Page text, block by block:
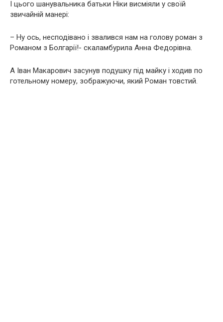
І цього шанувальника батьки Ніки висміяли у своїй
звичайній манері:
– Ну ось, несподівано і звалився нам на голову роман з
Романом з Болгарії!- скаламбурила Анна Федорівна.
А Іван Макарович засунув подушку під майку і ходив по
готельному номеру, зображуючи, який Роман товстий.